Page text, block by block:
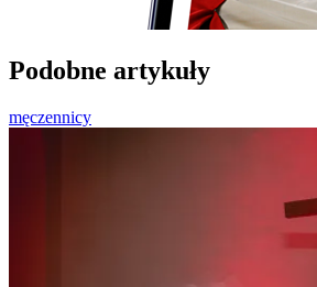
Podobne artykuły
męczennicy